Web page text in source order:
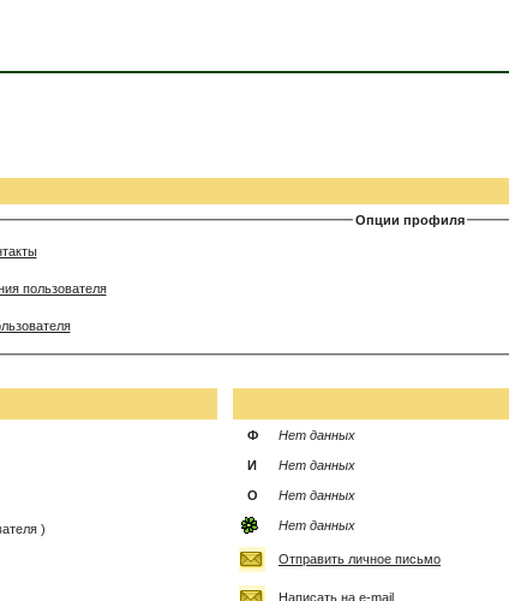
Опции профиля
пользователя
)
Ф Нет данных
И Нет данных
О Нет данных
Нет данных
Отправить личное письмо
Написать на e-mail